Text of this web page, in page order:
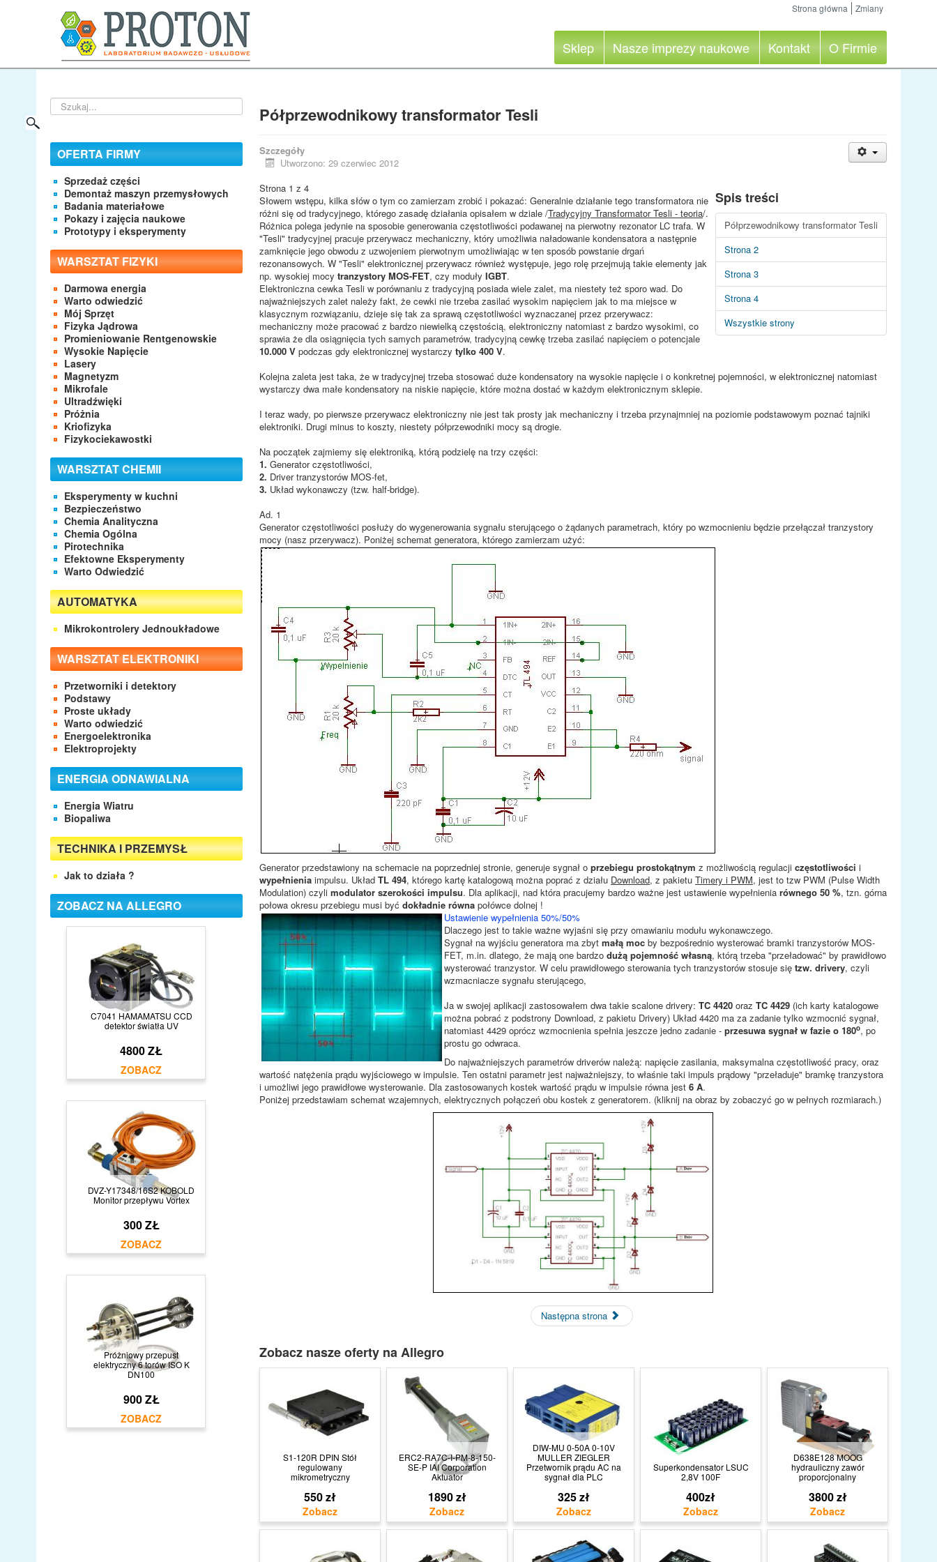
Strona główna Zmiany
Sklep Nasze imprezy naukowe Kontakt O Firmie
Szukaj...
OFERTA FIRMY
Sprzedaż części
Demontaż maszyn przemysłowych
Badania materiałowe
Pokazy i zajęcia naukowe
Prototypy i eksperymenty
WARSZTAT FIZYKI
Darmowa energia
Warto odwiedzić
Mój Sprzęt
Fizyka Jądrowa
Promieniowanie Rentgenowskie
Wysokie Napięcie
Lasery
Magnetyzm
Mikrofale
Ultradźwięki
Próżnia
Kriofizyka
Fizykociekawostki
WARSZTAT CHEMII
Eksperymenty w kuchni
Bezpieczeństwo
Chemia Analityczna
Chemia Ogólna
Pirotechnika
Efektowne Eksperymenty
Warto Odwiedzić
AUTOMATYKA
Mikrokontrolery Jednoukładowe
WARSZTAT ELEKTRONIKI
Przetworniki i detektory
Podstawy
Proste układy
Warto odwiedzić
Energoelektronika
Elektroprojekty
ENERGIA ODNAWIALNA
Energia Wiatru
Biopaliwa
TECHNIKA I PRZEMYSŁ
Jak to działa ?
ZOBACZ NA ALLEGRO
C7041 HAMAMATSU CCD
detektor światła UV
4800 ZŁ
DVZ-Y17348/16S2 KOBOLD
Monitor przepływu Vortex
300 ZŁ
Próżniowy przepust
elektryczny 6 torów ISO K
DN100
900 ZŁ
Półprzewodnikowy transformator Tesli
Szczegóły
Utworzono: 29 czerwiec 2012
Spis treści
Półprzewodnikowy transformator Tesli
Strona 2
Strona 3
Strona 4
Wszystkie strony
Strona 1 z 4
Słowem wstępu, kilka słów o tym co zamierzam zrobić i pokazać: Generalnie działanie tego transformatora nie
różni się od tradycyjnego, którego zasadę działania opisałem w dziale /Tradycyjny Transformator Tesli - teoria/.
Różnica polega jedynie na sposobie generowania częstotliwości podawanej na pierwotny rezonator LC trafa. W
"Tesli" tradycyjnej pracuje przerywacz mechaniczny, który umożliwia naładowanie kondensatora a następnie
zamknięcie jego obwodu z uzwojeniem pierwotnym umożliwiając w ten sposób powstanie drgań
rezonansowych. W "Tesli" elektronicznej przerywacz również występuje, jego rolę przejmują takie elementy jak
np. wysokiej mocy tranzystory MOS-FET, czy moduły IGBT.
Elektroniczna cewka Tesli w porównaniu z tradycyjną posiada wiele zalet, ma niestety też sporo wad. Do
najważniejszych zalet należy fakt, że cewki nie trzeba zasilać wysokim napięciem jak to ma miejsce w
klasycznym rozwiązaniu, dzieje się tak za sprawą częstotliwości wyznaczanej przez przerywacz:
mechaniczny może pracować z bardzo niewielką częstością, elektroniczny natomiast z bardzo wysokimi, co
sprawia że dla osiągnięcia tych samych parametrów, tradycyjną cewkę trzeba zasilać napięciem o potencjale
10.000 V podczas gdy elektronicznej wystarczy tylko 400 V.
Kolejna zaleta jest taka, że w tradycyjnej trzeba stosować duże kondensatory na wysokie napięcie i o konkretnej pojemności, w elektronicznej natomiast
wystarczy dwa małe kondensatory na niskie napięcie, które można dostać w każdym elektronicznym sklepie.
I teraz wady, po pierwsze przerywacz elektroniczny nie jest tak prosty jak mechaniczny i trzeba przynajmniej na poziomie podstawowym poznać tajniki
elektroniki. Drugi minus to koszty, niestety półprzewodniki mocy są drogie.
Na początek zajmiemy się elektroniką, którą podzielę na trzy części:
1. Generator częstotliwości,
2. Driver tranzystorów MOS-fet,
3. Układ wykonawczy (tzw. half-bridge).
Ad. 1
Generator częstotliwości posłuży do wygenerowania sygnału sterującego o żądanych parametrach, który po wzmocnieniu będzie przełączał tranzystory
mocy (nasz przerywacz). Poniżej schemat generatora, którego zamierzam użyć:
Generator przedstawiony na schemacie na poprzedniej stronie, generuje sygnał o przebiegu prostokątnym z możliwością regulacji częstotliwości i
wypełnienia impulsu. Układ TL 494, którego kartę katalogową można poprać z działu Download, z pakietu Timery i PWM, jest to tzw PWM (Pulse Width
Modulation) czyli modulator szerokości impulsu. Dla aplikacji, nad która pracujemy bardzo ważne jest ustawienie wypełnienia równego 50 %, tzn. górna
połowa okresu przebiegu musi być dokładnie równa połówce dolnej !
Ustawienie wypełnienia 50%/50%
Dlaczego jest to takie ważne wyjaśni się przy omawianiu modułu wykonawczego.
Sygnał na wyjściu generatora ma zbyt małą moc by bezpośrednio wysterować bramki tranzystorów MOS-
FET, m.in. dlatego, że mają one bardzo dużą pojemność własną, którą trzeba "przeładować" by prawidłowo
wysterować tranzystor. W celu prawidłowego sterowania tych tranzystorów stosuje się tzw. drivery, czyli
wzmacniacze sygnału sterującego,
Ja w swojej aplikacji zastosowałem dwa takie scalone drivery: TC 4420 oraz TC 4429 (ich karty katalogowe
można pobrać z podstrony Download, z pakietu Drivery) Układ 4420 ma za zadanie tylko wzmocnić sygnał,
natomiast 4429 oprócz wzmocnienia spełnia jeszcze jedno zadanie - przesuwa sygnał w fazie o 180o, po
prostu go odwraca.
Do najważniejszych parametrów driverów należą: napięcie zasilania, maksymalna częstotliwość pracy, oraz
wartość natężenia prądu wyjściowego w impulsie. Ten ostatni parametr jest najważniejszy, to właśnie taki impuls prądowy "przeładuje" bramkę tranzystora
i umożliwi jego prawidłowe wysterowanie. Dla zastosowanych kostek wartość prądu w impulsie równa jest 6 A.
Poniżej przedstawiam schemat wzajemnych, elektrycznych połączeń obu kostek z generatorem. (kliknij na obraz by zobaczyć go w pełnych rozmiarach.)
Następna strona
Zobacz nasze oferty na Allegro
S1-120R DPIN Stół
regulowany
mikrometryczny
550 zł
ERC2-RA7C-I-PM-8-150-
SE-P IAI Corporation
Aktuator
1890 zł
DIW-MU 0-50A 0-10V
MULLER ZIEGLER
Przetwornik prądu AC na
sygnał dla PLC
325 zł
Superkondensator LSUC
2,8V 100F
400zł
D638E128 MOOG
hydrauliczny zawór
proporcjonalny
3800 zł